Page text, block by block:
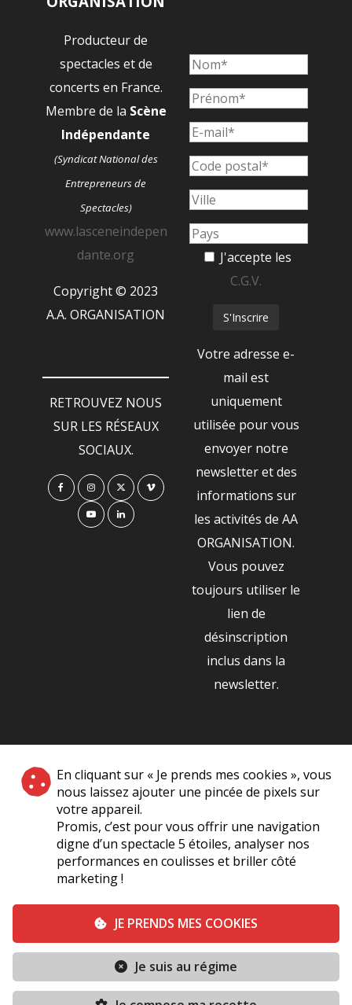
En cliquant sur « Je prends mes cookies », vous
nous laissez ajouter une pincée de pixels sur
votre appareil.
Promis, c’est pour vous offrir une navigation
digne d’un spectacle 5 étoiles, analyser nos
performances en coulisses et briller côté
marketing !
JE PRENDS MES COOKIES
Je suis au régime
TERMINÉ
Producteur de
spectacles et de
concerts en France.
Membre de la Scène
Indépendante
(Syndicat National des
Entrepreneurs de
Spectacles)
www.lasceneindepen
dante.org
Copyright © 2023
A.A. ORGANISATION
RETROUVEZ NOUS
SUR LES RÉSEAUX
SOCIAUX.
J'accepte les
C.G.V.
Votre adresse e-
mail est
uniquement
utilisée pour vous
envoyer notre
newsletter et des
informations sur
les activités de AA
ORGANISATION.
Vous pouvez
toujours utiliser le
lien de
désinscription
inclus dans la
newsletter.
NOS PARTENAIRES
|
Plan du site A Propos de Nous
Mentions légales Vie Privée
Conditions générales de vente